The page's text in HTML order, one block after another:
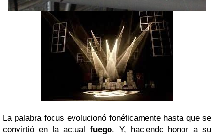
La palabra focus evolucionó fonéticamente hasta que se
convirtió en la actualfuego. Y, haciendo honor a su